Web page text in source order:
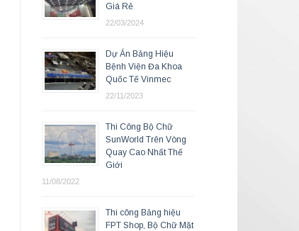
Giá Rẻ
22/03/2024
Dự Án Bảng Hiệu
Bệnh Viện Đa Khoa
Quốc Tế Vinmec
22/11/2023
Thi Công Bộ Chữ
SunWorld Trên Vòng
Quay Cao Nhất Thế
Giới
11/08/2022
Thi công Bảng hiệu
FPT Shop, Bộ Chữ Mặt